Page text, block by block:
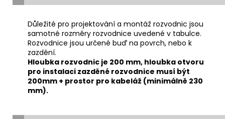
Důležité pro projektování a montáž rozvodnic jsou
samotné rozměry rozvodnice uvedené v tabulce.
Rozvodnice jsou určené buď na povrch, nebo k
zazdění.
Hloubka rozvodnic je 200 mm, hloubka otvoru
pro instalaci zazděné rozvodnice musí být
200mm + prostor pro kabeláž (minimálně 230
mm).